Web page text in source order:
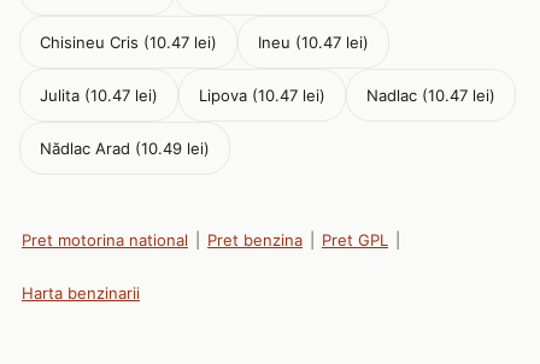
Chisineu Cris (10.47 lei) Ineu (10.47 lei)
Julita (10.47 lei) Lipova (10.47 lei) Nadlac (10.47 lei)
Nădlac Arad (10.49 lei)
Pret motorina national Pret benzina Pret GPL
Harta benzinarii